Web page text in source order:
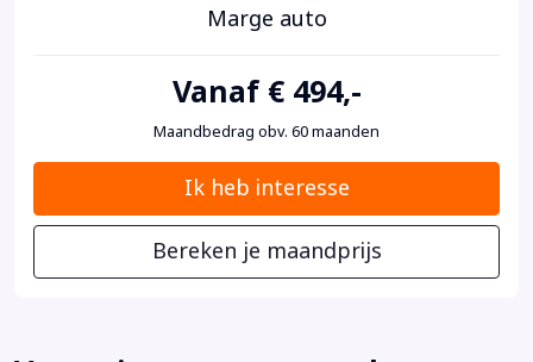
Marge auto
Vanaf € 494,-
Maandbedrag obv. 60 maanden
Ik heb interesse
Bereken je maandprijs